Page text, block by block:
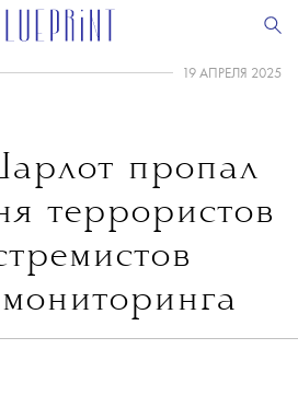
19 АПРЕЛЯ 2025
пропал
террористов